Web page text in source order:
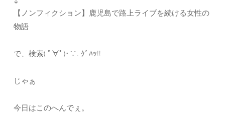
【ノンフィクション】鹿児島で路上ライブを続ける女性の
物語
で、検索( ﾟ∀ﾟ)･∵. ｸﾞﾊｯ!!
じゃぁ
今日はこのへんでぇ。